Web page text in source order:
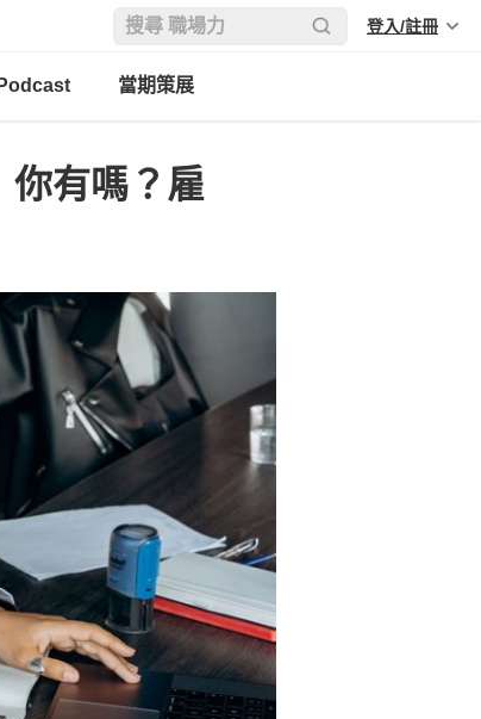
登入/註冊
Podcast 當期策展
你有嗎？雇